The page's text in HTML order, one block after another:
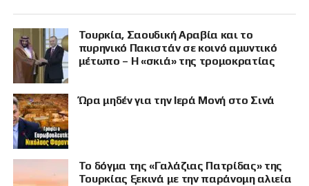
Τουρκία, Σαουδική Αραβία και το
πυρηνικό Πακιστάν σε κοινό αμυντικό
μέτωπο – Η «σκιά» της τρομοκρατίας
Ώρα μηδέν για την Ιερά Μονή στο Σινά
Το δόγμα της «Γαλάζιας Πατρίδας» της
Τουρκίας ξεκινά με την παράνομη αλιεία